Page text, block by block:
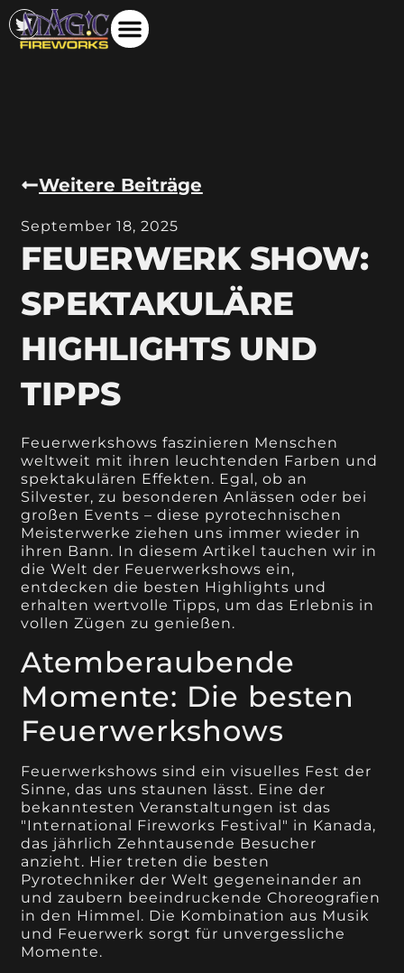
Weitere Beiträge
September 18, 2025
FEUERWERK SHOW:
SPEKTAKULÄRE
HIGHLIGHTS UND
TIPPS
Feuerwerkshows faszinieren Menschen
weltweit mit ihren leuchtenden Farben und
spektakulären Effekten. Egal, ob an
Silvester, zu besonderen Anlässen oder bei
großen Events – diese pyrotechnischen
Meisterwerke ziehen uns immer wieder in
ihren Bann. In diesem Artikel tauchen wir in
die Welt der Feuerwerkshows ein,
entdecken die besten Highlights und
erhalten wertvolle Tipps, um das Erlebnis in
vollen Zügen zu genießen.
Atemberaubende
Momente: Die besten
Feuerwerkshows
Feuerwerkshows sind ein visuelles Fest der
Sinne, das uns staunen lässt. Eine der
bekanntesten Veranstaltungen ist das
"International Fireworks Festival" in Kanada,
das jährlich Zehntausende Besucher
anzieht. Hier treten die besten
Pyrotechniker der Welt gegeneinander an
und zaubern beeindruckende Choreografien
in den Himmel. Die Kombination aus Musik
und Feuerwerk sorgt für unvergessliche
Momente.